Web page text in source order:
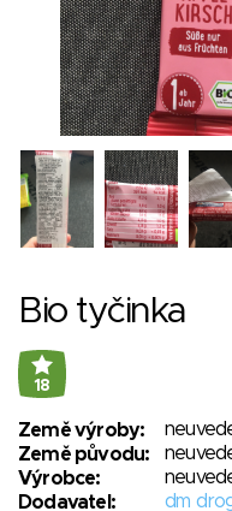
Bio tyčinka
18
Země výroby:
Země původu:
Výrobce:
Dodavatel:
dm